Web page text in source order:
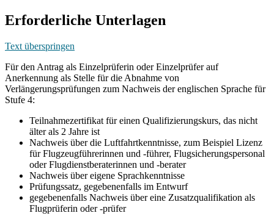
Erforderliche Unterlagen
Text überspringen
Für den Antrag als Einzelprüferin oder Einzelprüfer auf
Anerkennung als Stelle für die Abnahme von
Verlängerungsprüfungen zum Nachweis der englischen Sprache für
Stufe 4:
Teilnahmezertifikat für einen Qualifizierungskurs, das nicht
älter als 2 Jahre ist
Nachweis über die Luftfahrtkenntnisse, zum Beispiel Lizenz
für Flugzeugführerinnen und -führer, Flugsicherungspersonal
oder Flugdienstberaterinnen und -berater
Nachweis über eigene Sprachkenntnisse
Prüfungssatz, gegebenenfalls im Entwurf
gegebenenfalls Nachweis über eine Zusatzqualifikation als
Flugprüferin oder -prüfer